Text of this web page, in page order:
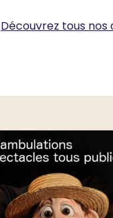
Découvrez tous nos